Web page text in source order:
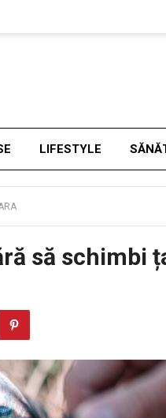
LIFESTYLE
să schimbi